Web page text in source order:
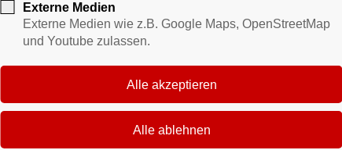
Externe Medien
Externe Medien wie z.B. Google Maps, OpenStreetMap
und Youtube zulassen.